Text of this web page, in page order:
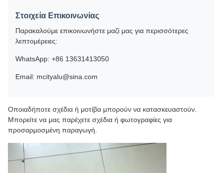
Στοιχεία Επικοινωνίας
Παρακαλούμε επικοινωνήστε μαζί μας για περισσότερες
λεπτομέρειες:
WhatsApp: +86 13631413050
Email: mcityalu@sina.com
Οποιαδήποτε σχέδια ή μοτίβα μπορούν να κατασκευαστούν.
Μπορείτε να μας παρέχετε σχέδια ή φωτογραφίες για
προσαρμοσμένη παραγωγή.